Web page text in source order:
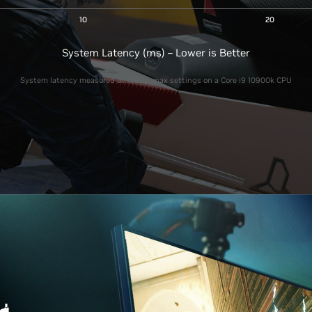
10 20
System Latency (ms) – Lower is Better
System latency measured at 1080p, max settings on a Core i9 10900k CPU